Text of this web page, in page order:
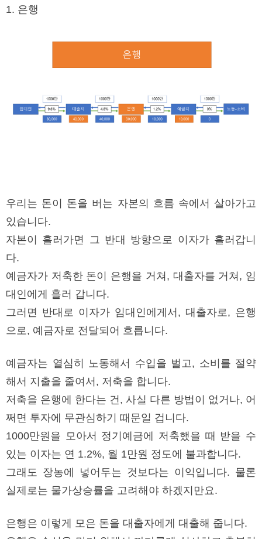
1. 은행
우리는 돈이 돈을 버는 자본의 흐름 속에서 살아가고
있습니다.
자본이 흘러가면 그 반대 방향으로 이자가 흘러갑니
다.
예금자가 저축한 돈이 은행을 거쳐, 대출자를 거쳐, 임
대인에게 흘러 갑니다.
그러면 반대로 이자가 임대인에게서, 대출자로, 은행
으로, 예금자로 전달되어 흐릅니다.
예금자는 열심히 노동해서 수입을 벌고, 소비를 절약
해서 지출을 줄여서, 저축을 합니다.
저축을 은행에 한다는 건, 사실 다른 방법이 없거나, 어
쩌면 투자에 무관심하기 때문일 겁니다.
1000만원을 모아서 정기예금에 저축했을 때 받을 수
있는 이자는 연 1.2%, 월 1만원 정도에 불과합니다.
그래도 장농에 넣어두는 것보다는 이익입니다. 물론
실제로는 물가상승률을 고려해야 하겠지만요.
은행은 이렇게 모은 돈을 대출자에게 대출해 줍니다.